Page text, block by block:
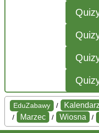
EduZabawy /
/ Marzec / Wiosna /